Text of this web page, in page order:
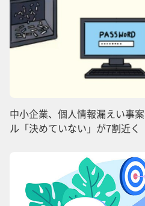
中小企業、個人情報漏えい事
ル「決めていない」が7割近く